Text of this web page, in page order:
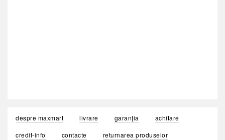
despre maxmart livrare garanția
achitare
credit-info
contacte
returnarea produselor